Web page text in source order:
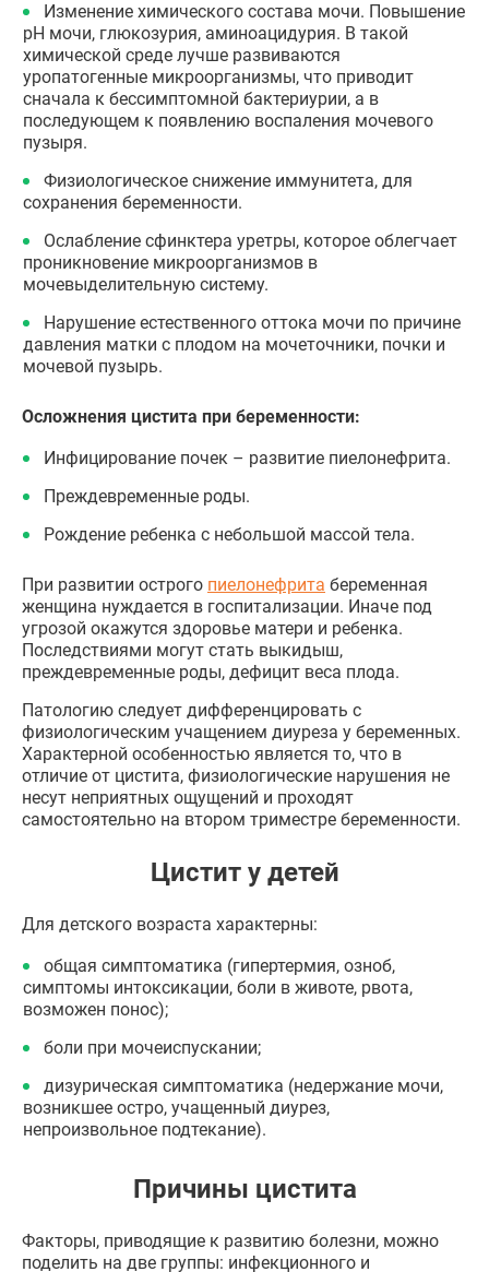
Изменение химического состава мочи. Повышение
pH мочи, глюкозурия, аминоацидурия. В такой
химической среде лучше развиваются
уропатогенные микроорганизмы, что приводит
сначала к бессимптомной бактериурии, а в
последующем к появлению воспаления мочевого
пузыря.
Физиологическое снижение иммунитета, для
сохранения беременности.
Ослабление сфинктера уретры, которое облегчает
проникновение микроорганизмов в
мочевыделительную систему.
Нарушение естественного оттока мочи по причине
давления матки с плодом на мочеточники, почки и
мочевой пузырь.
Осложнения цистита при беременности:
Инфицирование почек – развитие пиелонефрита.
Преждевременные роды.
Рождение ребенка с небольшой массой тела.
При развитии острого пиелонефрита беременная
женщина нуждается в госпитализации. Иначе под
угрозой окажутся здоровье матери и ребенка.
Последствиями могут стать выкидыш,
преждевременные роды, дефицит веса плода.
Патологию следует дифференцировать с
физиологическим учащением диуреза у беременных.
Характерной особенностью является то, что в
отличие от цистита, физиологические нарушения не
несут неприятных ощущений и проходят
самостоятельно на втором триместре беременности.
Цистит у детей
Для детского возраста характерны:
общая симптоматика (гипертермия, озноб,
симптомы интоксикации, боли в животе, рвота,
возможен понос);
боли при мочеиспускании;
дизурическая симптоматика (недержание мочи,
возникшее остро, учащенный диурез,
непроизвольное подтекание).
Причины цистита
Факторы, приводящие к развитию болезни, можно
поделить на две группы: инфекционного и